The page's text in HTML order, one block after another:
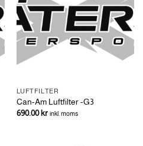
LUFTFILTER
Can-Am Luftfilter -G3
690.00kr inkl. moms